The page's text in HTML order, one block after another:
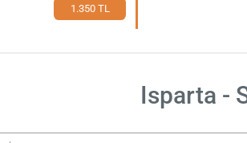
1.350 TL
Isparta -